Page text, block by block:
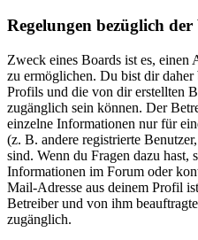
Regelungen bezüglich
Zweck eines Boards ist es, einen
zu ermöglichen. Du bist dir daher
Profils und die von dir erstellten
zugänglich sein können. Der
einzelne Informationen nur für
(z. B. andere registrierte
sind. Wenn du Fragen dazu hast,
Informationen im Forum oder
Mail-Adresse aus deinem Profil
Betreiber und von ihm
zugänglich.